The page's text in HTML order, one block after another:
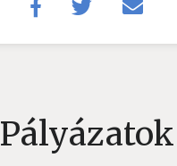
Pályázatok